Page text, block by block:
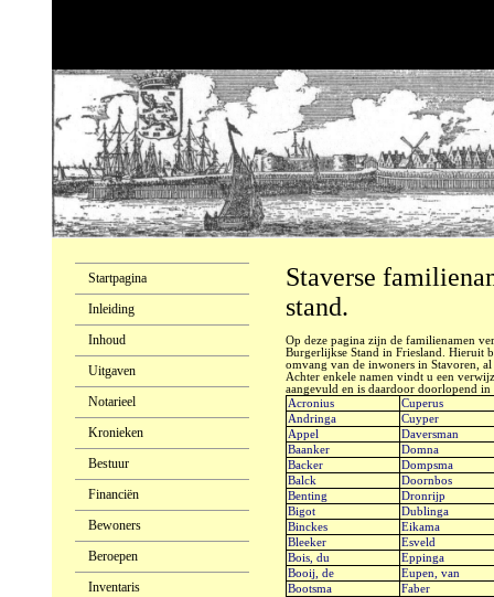
Startpagina
Inleiding
Inhoud
Uitgaven
Notarieel
Kronieken
Bestuur
Financiën
Bewoners
Beroepen
Inventaris
Staverse
stand.
Op deze pagina zijn de familienamen
Burgerlijkse Stand in Friesland. Hieruit
omvang van de inwoners in Stavoren,
Achter enkele namen vindt u een
aangevuld en is daardoor doorlopend
Acronius
Cuperus
Andringa
Cuyper
Appel
Daversman
Baanker
Domna
Backer
Dompsma
Balck
Doornbos
Benting
Dronrijp
Bigot
Dublinga
Binckes
Eikama
Bleeker
Esveld
Bois, du
Eppinga
Booij, de
Eupen, van
Bootsma
Faber